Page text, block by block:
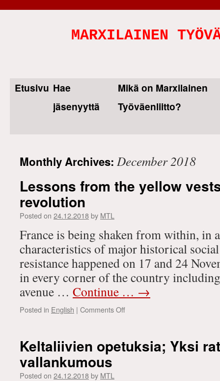
MARXILAINEN
Skip
Etusivu Hae
jäsenyyttä
Mikä on Marxilainen
Työväenliitto?
Monthly Archives: December 2018
Lessons from the yellow
revolution
Posted on 24.12.2018by MTL
France is being shaken from within, in
characteristics of major historical
resistance happened on 17 and 24
in every corner of the country
avenue … Continue … →
Posted in English | Comments Offon
yellow
Keltaliivien opetuksia; Yksi
vallankumous
Posted on 24.12.2018by MTL